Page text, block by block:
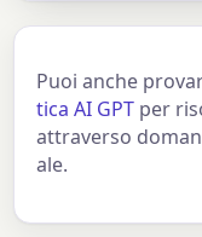
Puoi anche
tica AI GPT per
attraverso
ale.